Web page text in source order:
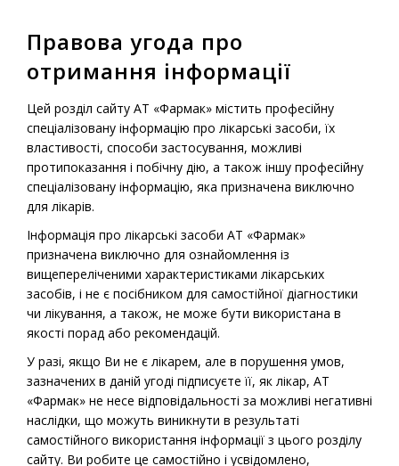
Еналозид® 12,5
Рецептурний лікарський препарат
Еналозид® 12,5
Діюча речовина: Еналаприл
Правова угода про
отримання інформації
Цей розділ сайту АТ «Фармак» містить професійну
спеціалізовану інформацію про лікарські засоби, їх
властивості, способи застосування, можливі
протипоказання і побічну дію, а також іншу професійну
спеціалізовану інформацію, яка призначена виключно
для лікарів.
Інформація про лікарські засоби АТ «Фармак»
призначена виключно для ознайомлення із
вищепереліченими характеристиками лікарських
засобів, і не є посібником для самостійної діагностики
чи лікування, а також, не може бути використана в
якості порад або рекомендацій.
У разі, якщо Ви не є лікарем, але в порушення умов,
зазначених в даній угоді підписуєте її, як лікар, АТ
«Фармак» не несе відповідальності за можливі негативні
наслідки, що можуть виникнути в результаті
самостійного використання інформації з цього розділу
сайту. Ви робите це самостійно і усвідомлено,